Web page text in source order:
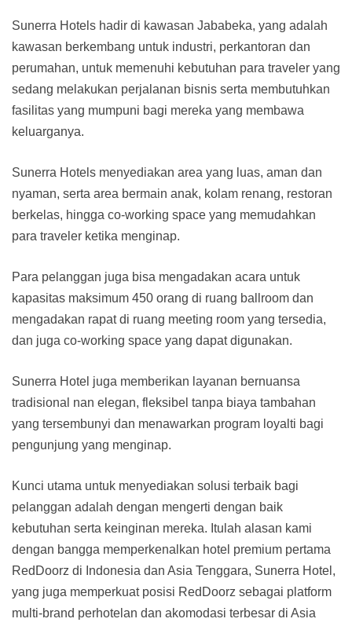
Sunerra Hotels hadir di kawasan Jababeka, yang adalah
kawasan berkembang untuk industri, perkantoran dan
perumahan, untuk memenuhi kebutuhan para traveler yang
sedang melakukan perjalanan bisnis serta membutuhkan
fasilitas yang mumpuni bagi mereka yang membawa
keluarganya.
Sunerra Hotels menyediakan area yang luas, aman dan
nyaman, serta area bermain anak, kolam renang, restoran
berkelas, hingga co-working space yang memudahkan
para traveler ketika menginap.
Para pelanggan juga bisa mengadakan acara untuk
kapasitas maksimum 450 orang di ruang ballroom dan
mengadakan rapat di ruang meeting room yang tersedia,
dan juga co-working space yang dapat digunakan.
Sunerra Hotel juga memberikan layanan bernuansa
tradisional nan elegan, fleksibel tanpa biaya tambahan
yang tersembunyi dan menawarkan program loyalti bagi
pengunjung yang menginap.
Kunci utama untuk menyediakan solusi terbaik bagi
pelanggan adalah dengan mengerti dengan baik
kebutuhan serta keinginan mereka. Itulah alasan kami
dengan bangga memperkenalkan hotel premium pertama
RedDoorz di Indonesia dan Asia Tenggara, Sunerra Hotel,
yang juga memperkuat posisi RedDoorz sebagai platform
multi-brand perhotelan dan akomodasi terbesar di Asia